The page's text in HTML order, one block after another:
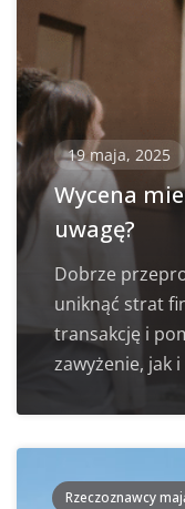
19 maja, 2025
Wycena
uwagę?
Dobrze
uniknąć strat
transakcję i
zawyżenie, jak
Rzeczoznawcy